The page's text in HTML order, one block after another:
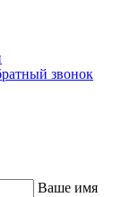
звонок
Ваше имя